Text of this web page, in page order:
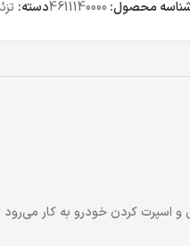
محصول: 4611140000دسته:
و جهت خاص و اسپرت كردن خودرو